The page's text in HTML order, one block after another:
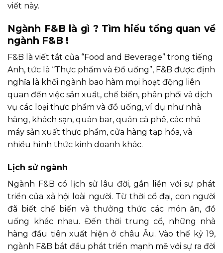
viết này.
Ngành F&B là gì ? Tìm hiểu tổng quan về
ngành F&B !
F&B là viết tắt của “Food and Beverage” trong tiếng
Anh, tức là “Thực phẩm và Đồ uống”, F&B được định
nghĩa là khối ngành bao hàm mọi hoạt động liên
quan đến việc sản xuất, chế biến, phân phối và dịch
vụ các loại thực phẩm và đồ uống, ví dụ như nhà
hàng, khách sạn, quán bar, quán cà phê, các nhà
máy sản xuất thực phẩm, cửa hàng tạp hóa, và
nhiều hình thức kinh doanh khác.
Lịch sử ngành
Ngành F&B có lịch sử lâu đời, gắn liền với sự phát
triển của xã hội loài người. Từ thời cổ đại, con người
đã biết chế biến và thưởng thức các món ăn, đồ
uống khác nhau. Đến thời trung cổ, những nhà
hàng đầu tiên xuất hiện ở châu Âu. Vào thế kỷ 19,
ngành F&B bắt đầu phát triển mạnh mẽ với sự ra đời